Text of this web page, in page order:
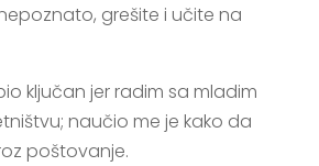
grešite i učite na
ključan jer radim sa mladim
naučio me je kako da
poštovanje.